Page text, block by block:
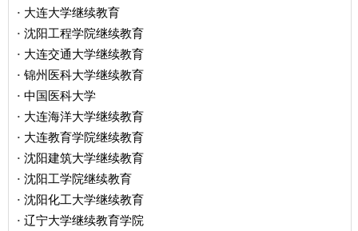
· 大连大学继续教育
· 沈阳工程学院继续教育
· 大连交通大学继续教育
· 锦州医科大学继续教育
· 中国医科大学
· 大连海洋大学继续教育
· 大连教育学院继续教育
· 沈阳建筑大学继续教育
· 沈阳工学院继续教育
· 沈阳化工大学继续教育
· 辽宁大学继续教育学院